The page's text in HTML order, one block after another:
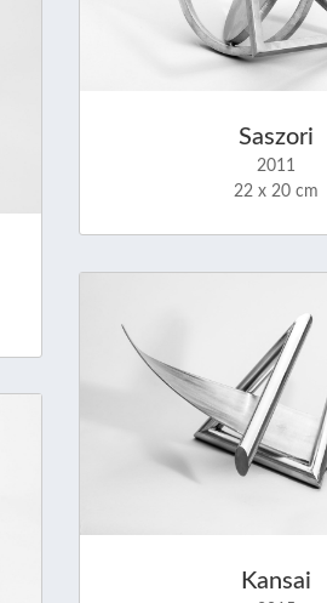
Saszori
2011
22 x 20 cm
Kansai